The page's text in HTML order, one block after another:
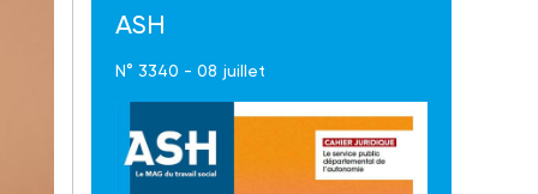
ASH
N° 3340 - 08 juillet